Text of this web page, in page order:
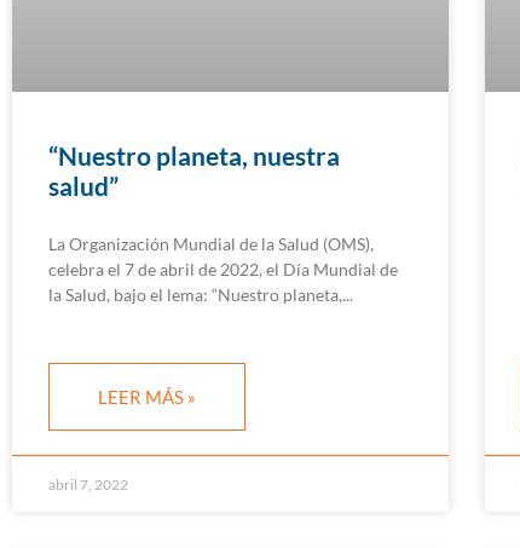
“Nuestro planeta, nuestra
salud”
La Organización Mundial de la Salud (OMS),
celebra el 7 de abril de 2022, el Día Mundial de
la Salud, bajo el lema: “Nuestro planeta,
LEER MÁS »
abril 7, 2022